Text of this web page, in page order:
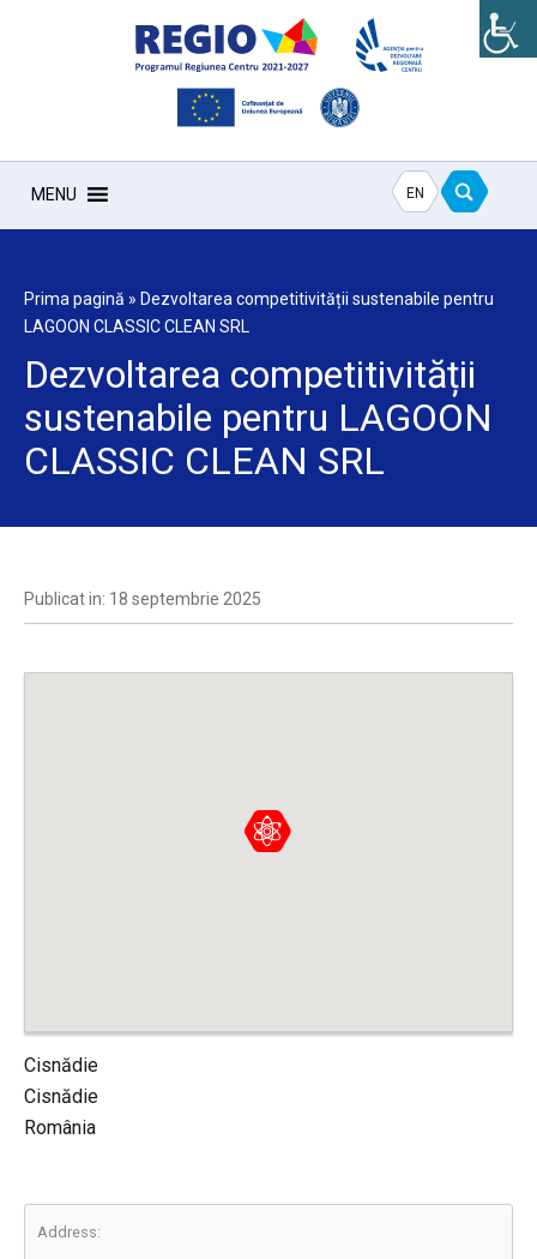
MENU EN
Prima pagină » Dezvoltarea competitivității sustenabile pentru
LAGOON CLASSIC CLEAN SRL
Dezvoltarea competitivității
sustenabile pentru LAGOON
CLASSIC CLEAN SRL
Publicat in: 18 septembrie 2025
Cisnădie
Cisnădie
România
Address: